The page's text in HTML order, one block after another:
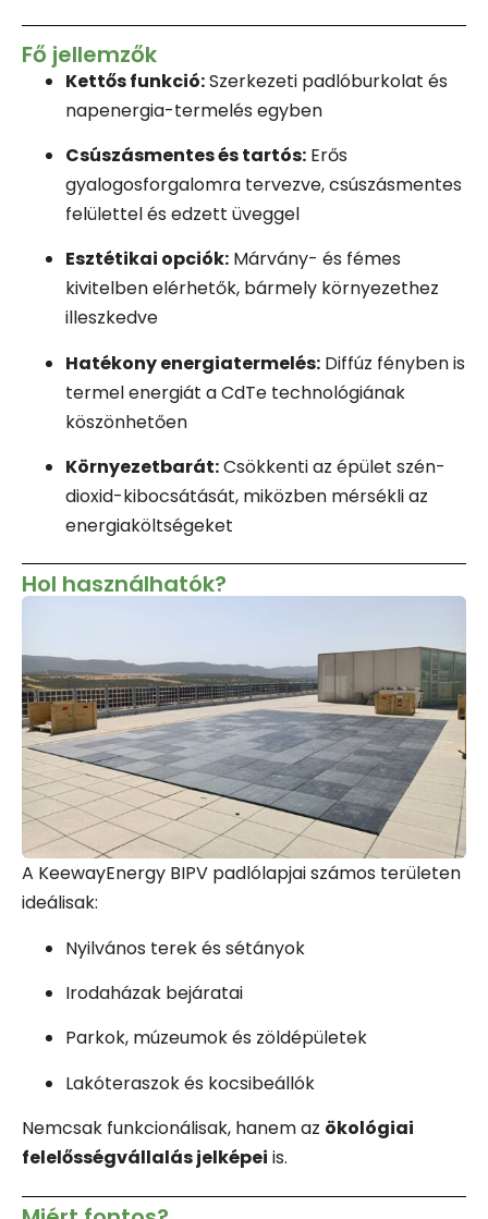
Fő jellemzők
Kettős funkció:Szerkezeti padlóburkolat és
napenergia-termelés egyben
Csúszásmentes és tartós: Erős
gyalogosforgalomra tervezve, csúszásmentes
felülettel és edzett üveggel
Esztétikai opciók: Márvány- és fémes
kivitelben elérhetők, bármely környezethez
illeszkedve
Hatékony energiatermelés: Diffúz fényben is
termel energiát a CdTe technológiának
köszönhetően
Környezetbarát:Csökkenti az épület szén-
dioxid-kibocsátását, miközben mérsékli az
energiaköltségeket
Hol használhatók?
A KeewayEnergy BIPV padlólapjai számos területen
ideálisak:
Nyilvános terek és sétányok
Irodaházak bejáratai
Parkok, múzeumok és zöldépületek
Lakóteraszok és kocsibeállók
Nemcsak funkcionálisak, hanem az ökológiai
felelősségvállalás jelképei is.